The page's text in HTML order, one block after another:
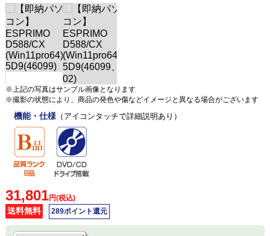
※上記の写真はサンプル画像となります
※撮影の状態により、商品の発色や傷などイメージと異なる場合がございます
機能・仕様（アイコンタッチで詳細説明あり）
31,801円(税込)
送料無料 289ポイント還元